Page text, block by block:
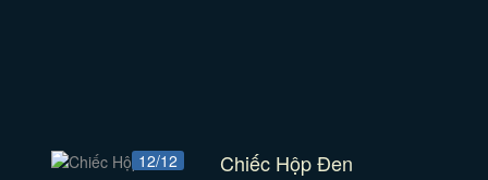
12/12 Chiếc Hộp Đen